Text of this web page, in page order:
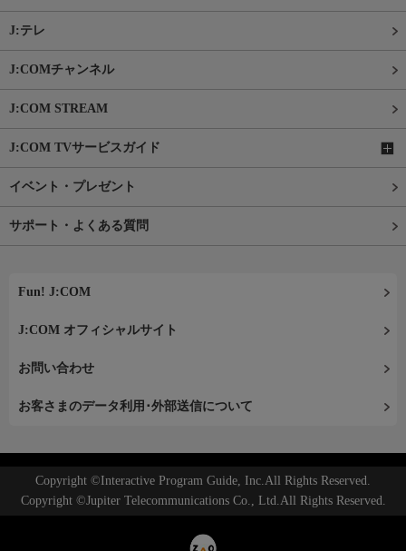
J:テレ
J:COMチャンネル
J:COM STREAM
J:COM TVサービスガイド
イベント・プレゼント
サポート・よくある質問
Fun! J:COM
J:COM オフィシャルサイト
お問い合わせ
お客さまのデータ利用･外部送信について
Copyright ©Interactive Program Guide, Inc.All Rights Reserved.
Copyright ©Jupiter Telecommunications Co., Ltd.All Rights Reserved.